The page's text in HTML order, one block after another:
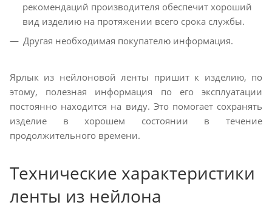
рекомендаций производителя обеспечит хороший
вид изделию на протяжении всего срока службы.
Другая необходимая покупателю информация.
Ярлык из нейлоновой ленты пришит к изделию, по
этому, полезная информация по его эксплуатации
постоянно находится на виду. Это помогает сохранять
изделие в хорошем состоянии в течение
продолжительного времени.
Технические характеристики
ленты из нейлона